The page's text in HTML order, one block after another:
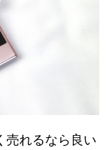
売れるなら良い